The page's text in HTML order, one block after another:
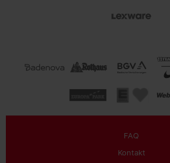
FAQ
Kontakt